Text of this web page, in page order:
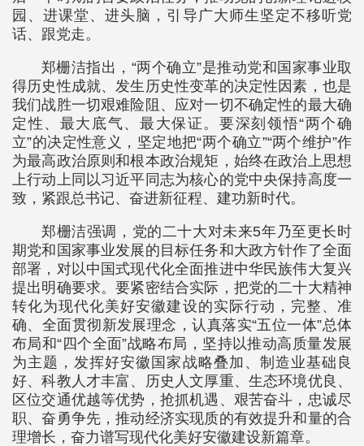
园、进课堂、进头脑，引导广大师生坚定不移听党
话、跟党走。
郑栅洁指出，“两个确立”是推动党和国家事业取
得历史性成就、发生历史性变革的决定性因素，也是
我们战胜一切艰难险阻、应对一切不确定性的最大确
定性、最大底气、最大保证。要深刻领悟“两个确
立”的决定性意义，坚定地把“两个确立”“两个维护”作
为最高政治原则和根本政治规矩，始终在政治上思想
上行动上同以习近平同志为核心的党中央保持高度一
致，紧跟总书记、奋进新征程、建功新时代。
郑栅洁强调，党的二十大对未来5年乃至更长时
期党和国家事业发展的目标任务和大政方针作了全面
部署，对以中国式现代化全面推进中华民族伟大复兴
提出明确要求。要紧密结合实际，把党的二十大精神
转化为现代化美好安徽建设的实际行动，完整、准
确、全面贯彻新发展理念，认真落实“五位一体”总体
布局和“四个全面”战略布局，坚持以推动高质量发展
为主题，发挥好安徽国家战略叠加、制造业基础良
好、科教人才丰富、历史人文厚重、生态环境优良、
区位交通优越等优势，抢抓机遇、艰苦奋斗，忠诚尽
职、奋勇争先，推动经济实现质的有效提升和量的合
理增长，奋力谱写现代化美好安徽建设新篇章。